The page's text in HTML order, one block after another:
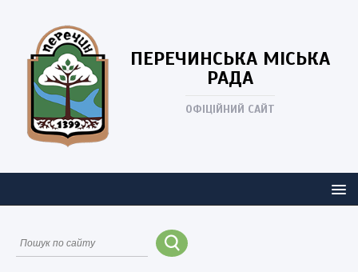
ПЕРЕЧИНСЬКА МІСЬКА
РАДА
ОФІЦІЙНИЙ САЙТ